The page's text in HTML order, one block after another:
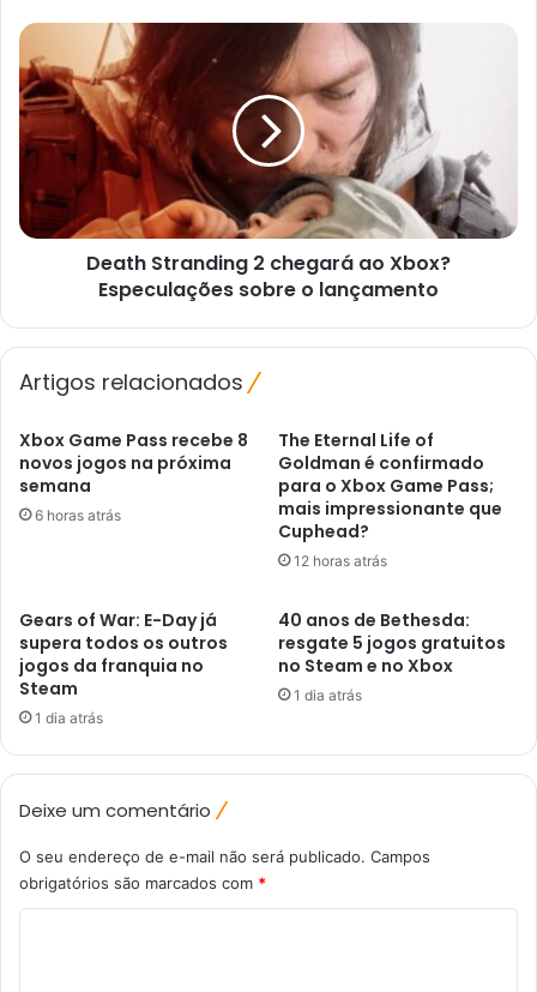
será
uma
das
melhores
que
já
filmaram
Death
Stranding
2
chegará
ao
Xbox?
Especulações
sobre
o
lançamentoDeath Stranding 2 chegará ao Xbox?
Especulações sobre o lançamento
Artigos relacionados
Xbox Game Pass recebe 8
novos jogos na próxima
semana
6 horas atrás
The Eternal Life of
Goldman é confirmado
para o Xbox Game Pass;
mais impressionante que
Cuphead?
12 horas atrás
Gears of War: E-Day já
supera todos os outros
jogos da franquia no
Steam
1 dia atrás
40 anos de Bethesda:
resgate 5 jogos gratuitos
no Steam e no Xbox
1 dia atrás
Deixe um comentário
O seu endereço de e-mail não será publicado. Campos
obrigatórios são marcados com *